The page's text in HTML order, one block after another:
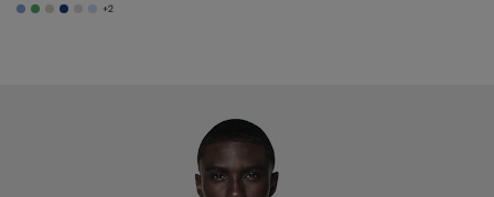
#82A1DC
#50AA6A
#D7D1C3
#1C3D7A
#D9DADA
#CCDCF9
+2